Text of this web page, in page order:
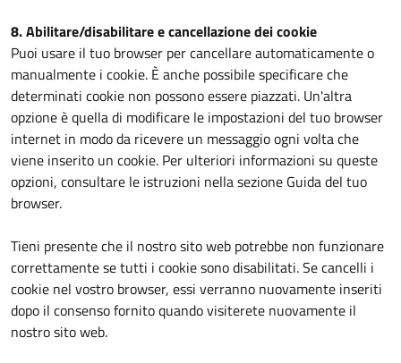
8. Abilitare/disabilitare e cancellazione dei cookie
Puoi usare il tuo browser per cancellare automaticamente o
manualmente i cookie. È anche possibile specificare che
determinati cookie non possono essere piazzati. Un'altra
opzione è quella di modificare le impostazioni del tuo browser
internet in modo da ricevere un messaggio ogni volta che
viene inserito un cookie. Per ulteriori informazioni su queste
opzioni, consultare le istruzioni nella sezione Guida del tuo
browser.
Tieni presente che il nostro sito web potrebbe non funzionare
correttamente se tutti i cookie sono disabilitati. Se cancelli i
cookie nel vostro browser, essi verranno nuovamente inseriti
dopo il consenso fornito quando visiterete nuovamente il
nostro sito web.